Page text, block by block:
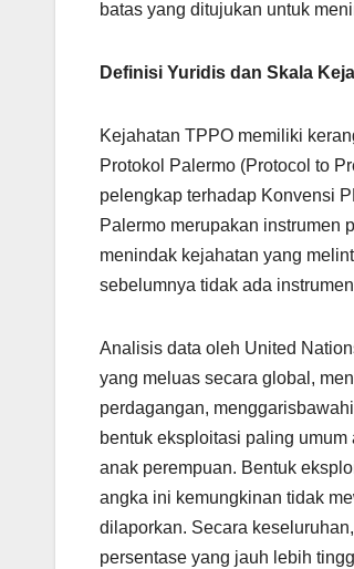
batas yang ditujukan untuk
Definisi Yuridis dan Skala
Kejahatan TPPO memiliki
Protokol Palermo (Protocol to
pelengkap terhadap Konvensi
Palermo merupakan instrumen
menindak kejahatan yang
sebelumnya tidak ada
Analisis data oleh United
yang meluas secara global,
perdagangan,
bentuk eksploitasi paling
anak perempuan. Bentuk
angka ini kemungkinan tidak
dilaporkan. Secara
persentase yang jauh lebih